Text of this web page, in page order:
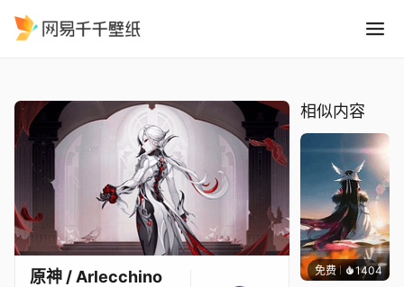
原神 / Arlecchino
相似内容
免费 1404Lodo